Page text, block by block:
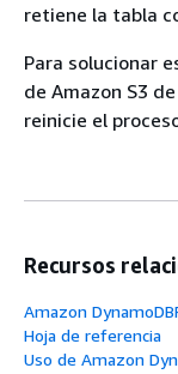
retiene la tabla
Para solucionar
de Amazon S3
reinicie el
Recursos
Amazon
Hoja de referencia
Uso de Amazon